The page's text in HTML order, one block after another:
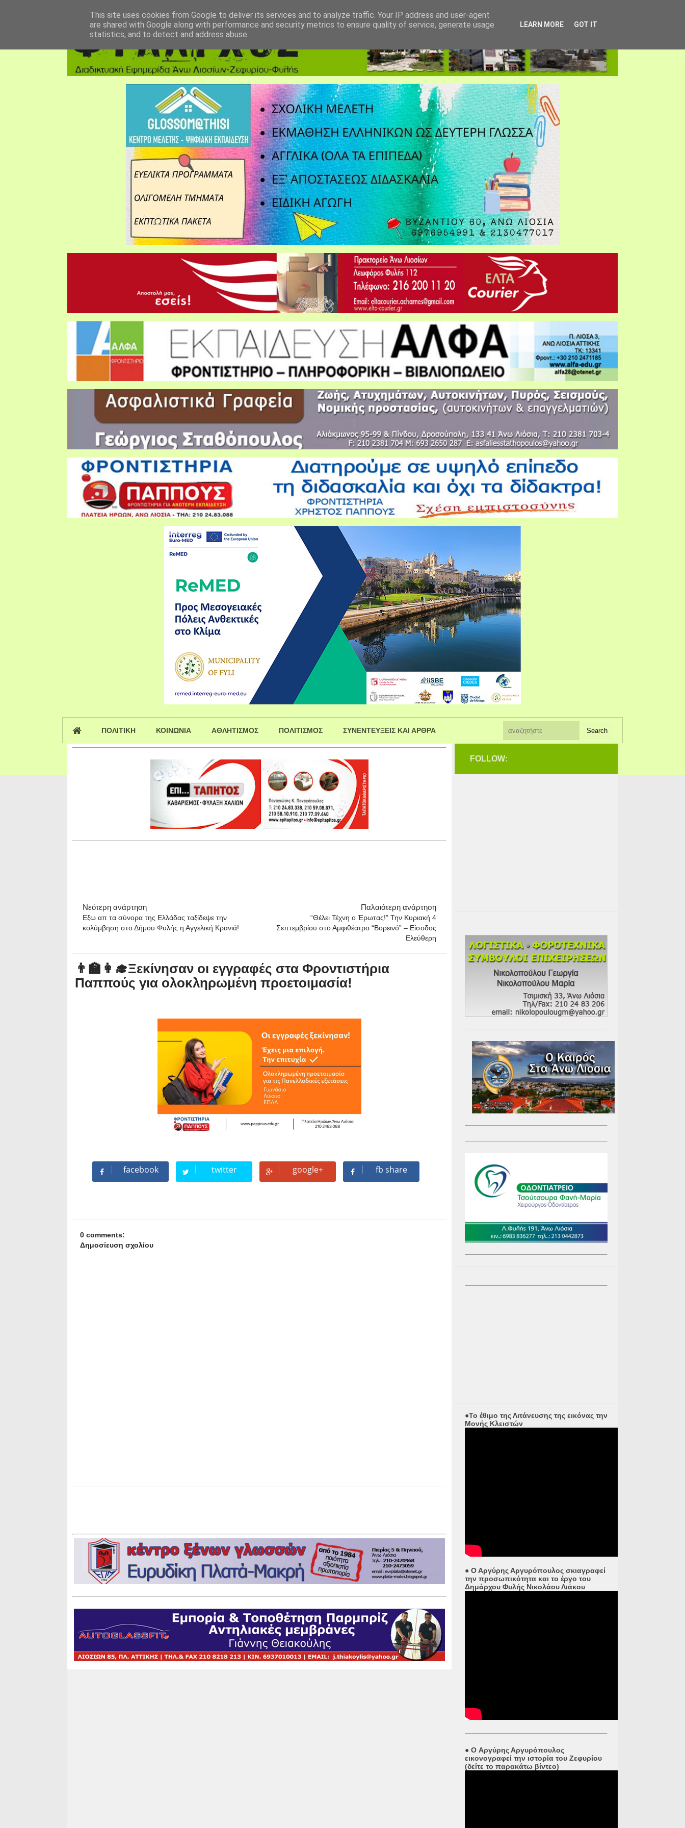
ΠΟΛΙΤΙΚΗ ΚΟΙΝΩΝΙΑ ΑΘΛΗΤΙΣΜΟΣ ΠΟΛΙΤΙΣΜΟΣ ΣΥΝΕΝΤΕΥΞΕΙΣ ΚΑΙ ΑΡΘΡΑ
Νεότερη ανάρτηση
Εξω απ τα σύνορα της Ελλάδας ταξίδεψε την
κολύμβηση στο Δήμου Φυλής η Αγγελική Κρανιά!
Παλαιότερη ανάρτηση
“Θέλει Τέχνη ο Έρωτας!” Την Κυριακή 4
Σεπτεμβρίου στο Αμφιθέατρο “Βορεινό” – Είσοδος
Ελεύθερη
👨‍🏫👩‍🎓Ξεκίνησαν οι εγγραφές στα Φροντιστήρια
Παππούς για ολοκληρωμένη προετοιμασία!
facebook twitter google+ fb share
0 comments:
Δημοσίευση σχολίου
FOLLOW:
●Το έθιμο της Λιτάνευσης της εικόνας την
Μονής Κλειστών
● Ο Αργύρης Αργυρόπουλος σκιαγραφεί
την προσωπικότητα και το έργο του
Δημάρχου Φυλής Νικολάου Λιάκου
● O Αργύρης Αργυρόπουλος
εικονογραφεί την ιστορία του Ζεφυρίου
(δείτε το παρακάτω βίντεο)
This site uses cookies from Google to deliver its services and to analyze traffic. Your IP address and user-agent
are shared with Google along with performance and security metrics to ensure quality of service, generate usage
statistics, and to detect and address abuse.
LEARN MORE GOT IT